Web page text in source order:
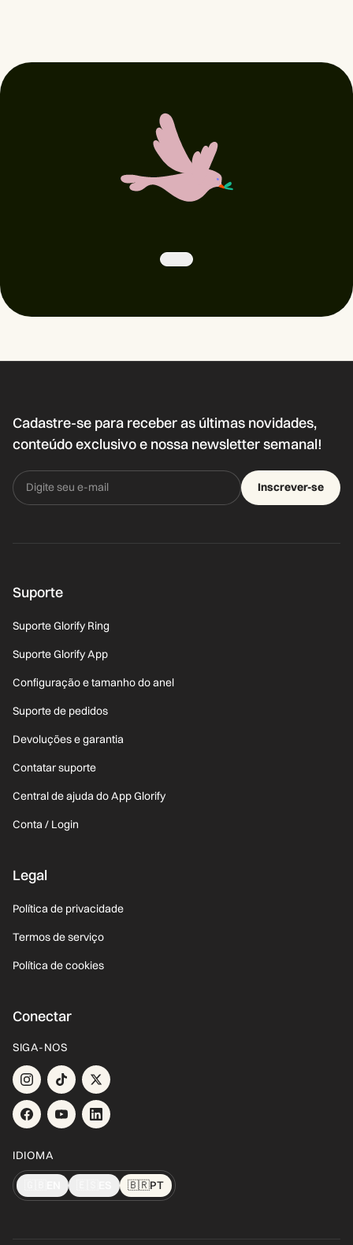
Cadastre-se para receber as últimas novidades,
conteúdo exclusivo e nossa newsletter semanal!
Inscrever-se
Suporte
Suporte Glorify Ring
Suporte Glorify App
Configuração e tamanho do anel
Suporte de pedidos
Devoluções e garantia
Contatar suporte
Central de ajuda do App Glorify
Conta / Login
Legal
Política de privacidade
Termos de serviço
Política de cookies
Conectar
SIGA-NOS
IDIOMA
🇧🇷PT